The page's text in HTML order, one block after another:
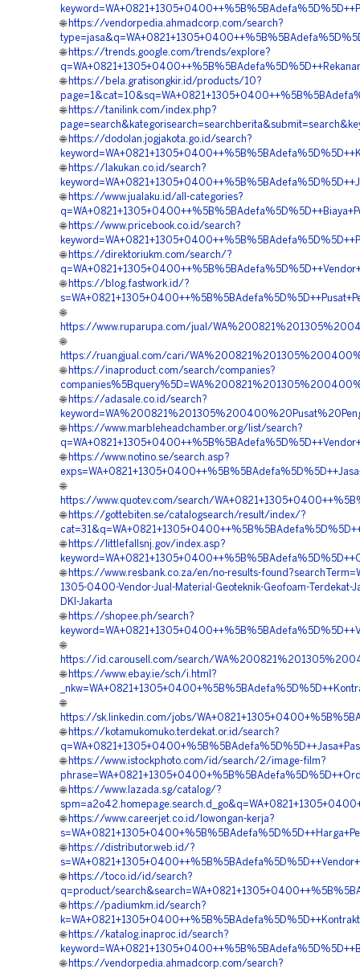
🌐 https://vendorpedia.ahmadcorp.com/search?
🌐 https://trends.google.com/trends/explore?
🌐 https://bela.gratisongkir.id/products/10?
🌐 https://tanilink.com/index.php?
🌐 https://dodolan.jogjakota.go.id/search?
🌐 https://lakukan.co.id/search?
🌐 https://www.jualaku.id/all-categories?
🌐 https://www.pricebook.co.id/search?
🌐 https://direktoriukm.com/search/?
🌐 https://blog.fastwork.id/?
🌐
https://www.ruparupa.com/jual/
🌐
https://ruangjual.com/cari/
🌐 https://inaproduct.com/search/companies?
🌐 https://adasale.co.id/search?
🌐 https://www.marbleheadchamber.org/list/search?
🌐 https://www.notino.se/search.asp?
🌐
https://www.quotev.com/search/
🌐 https://gottebiten.se/catalogsearch/result/index/?
🌐 https://littlefallsnj.gov/index.asp?
🌐 https://www.resbank.co.za/en/no-results-
1305-0400-Vendor-Jual-Material-Geoteknik-Geofoam-Terdekat-
DKI-Jakarta
🌐 https://shopee.ph/search?
🌐
https://id.carousell.com/search/
🌐 https://www.ebay.ie/sch/i.html?
🌐
https://sk.linkedin.com/jobs/
🌐 https://kotamukomuko.terdekat.or.id/search?
🌐 https://www.istockphoto.com/id/search/2/image-film?
🌐 https://www.lazada.sg/catalog/?
🌐 https://www.careerjet.co.id/lowongan-kerja?
🌐 https://distributor.web.id/?
🌐 https://toco.id/id/search?
q=product/
🌐 https://padiumkm.id/search?
🌐 https://katalog.inaproc.id/search?
🌐 https://vendorpedia.ahmadcorp.com/search?